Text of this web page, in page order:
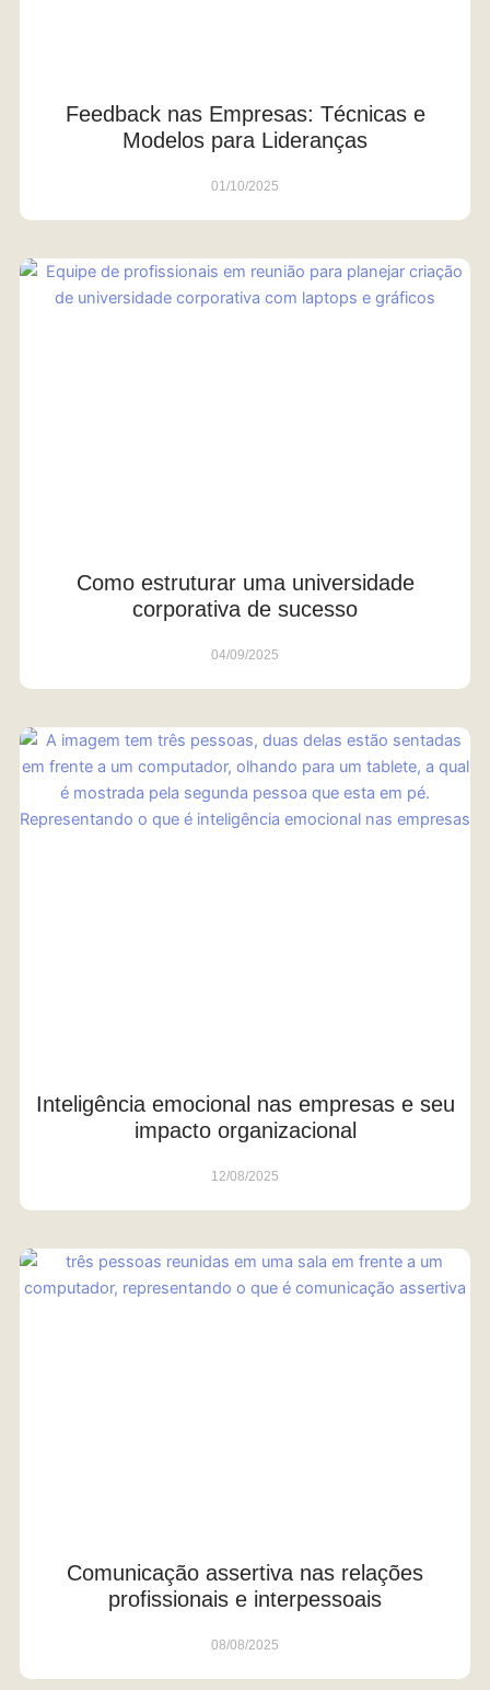
Feedback nas Empresas: Técnicas e
Modelos para Lideranças
01/10/2025
Como estruturar uma universidade
corporativa de sucesso
04/09/2025
Inteligência emocional nas empresas e seu
impacto organizacional
12/08/2025
Comunicação assertiva nas relações
profissionais e interpessoais
08/08/2025